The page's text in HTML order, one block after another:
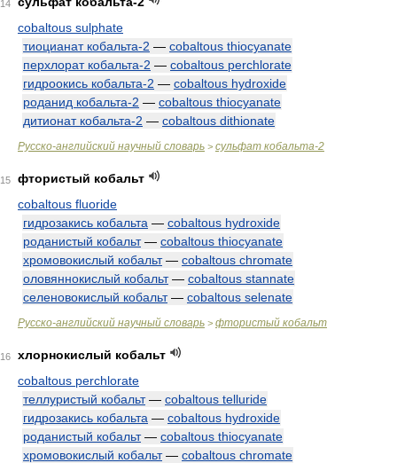
14
cobaltous sulphate
тиоцианат кобальта-2 — cobaltous thiocyanate
перхлорат кобальта-2 — cobaltous perchlorate
гидроокись кобальта-2 — cobaltous hydroxide
роданид кобальта-2 — cobaltous thiocyanate
дитионат кобальта-2 — cobaltous dithionate
Русско-английский научный словарь > сульфат кобальта-2
15
фтористый кобальт
cobaltous fluoride
гидрозакись кобальта — cobaltous hydroxide
роданистый кобальт— cobaltous thiocyanate
хромовокислый кобальт— cobaltous chromate
оловяннокислый кобальт— cobaltous stannate
селеновокислый кобальт— cobaltous selenate
Русско-английский научный словарь > фтористый кобальт
16
хлорнокислый кобальт
cobaltous perchlorate
теллуристый кобальт— cobaltous telluride
гидрозакись кобальта — cobaltous hydroxide
роданистый кобальт— cobaltous thiocyanate
хромовокислый кобальт— cobaltous chromate